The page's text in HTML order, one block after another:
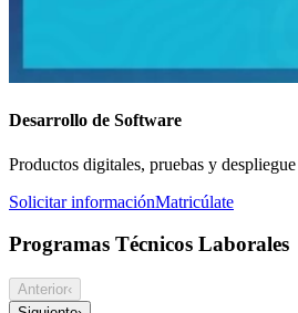
Desarrollo de Software
Productos digitales, pruebas y
Solicitar informaciónMatricúlate
Programas Técnicos Laborales
Anterior‹